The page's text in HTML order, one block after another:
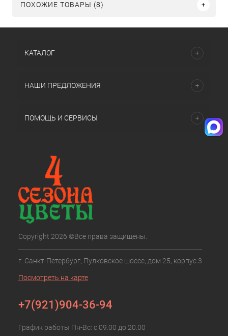
ПОХОЖИЕ ТОВАРЫ (8)
КАТАЛОГ
НАШИ ПРЕДЛОЖЕНИЯ
ПОМОЩЬ И СЕРВИСЫ
Copyright 2026 ©Все права защищены.
г. Санкт-Петербург, Пулковское шоссе, дом 25, корпус 3
Посмотреть на карте
+7(921)904-36-94
График работы Пн-Вс: с 09.00 до 20.00